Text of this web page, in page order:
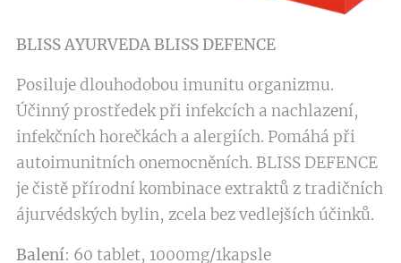
BLISS AYURVEDABLISS DEFENCE
Posiluje dlouhodobou imunitu organizmu.
Účinný prostředek při infekcích a nachlazení,
infekčních horečkách a alergiích. Pomáhá při
autoimunitních onemocněních. BLISS DEFENCE
je čistě přírodní kombinace extraktů z tradičních
ájurvédských bylin, zcela bez vedlejších účinků.
Balení: 60 tablet, 1000mg/1kapsle